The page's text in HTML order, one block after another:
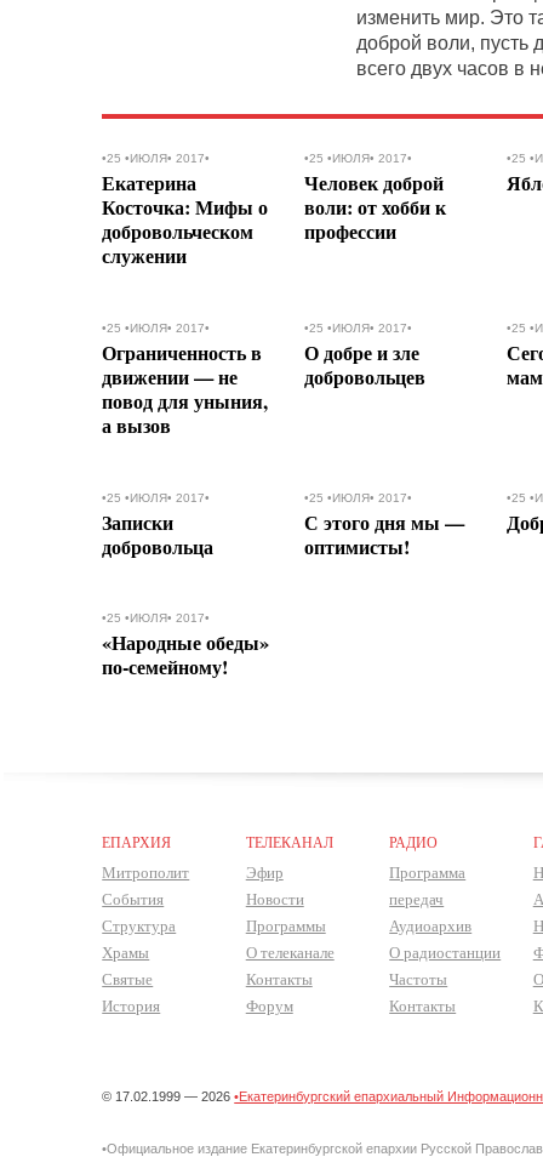
изменить мир. Это
доброй воли, пусть
всего двух часов в
•25 •ИЮЛЯ• 2017•
Екатерина
Косточка: Мифы о
добровольческом
служении
•25 •ИЮЛЯ• 2017•
Человек доброй
воли: от хобби к
профессии
•25
•25 •ИЮЛЯ• 2017•
Ограниченность в
движении — не
повод для уныния,
а вызов
•25 •ИЮЛЯ• 2017•
О добре и зле
добровольцев
•25
•25 •ИЮЛЯ• 2017•
Записки
добровольца
•25 •ИЮЛЯ• 2017•
С этого дня мы —
оптимисты!
•25
•25 •ИЮЛЯ• 2017•
«Народные обеды»
по-семейному!
ЕПАРХИЯ
Митрополит
События
Структура
Храмы
Святые
История
ТЕЛЕКАНАЛ
Эфир
Новости
Программы
О телеканале
Контакты
Форум
РАДИО
Программа
передач
Аудиоархив
О радиостанции
Частоты
Контакты
© 17.02.1999 — 2026•Екатеринбургский епархиальный
•Официальное издание Екатеринбургской епархии Русской